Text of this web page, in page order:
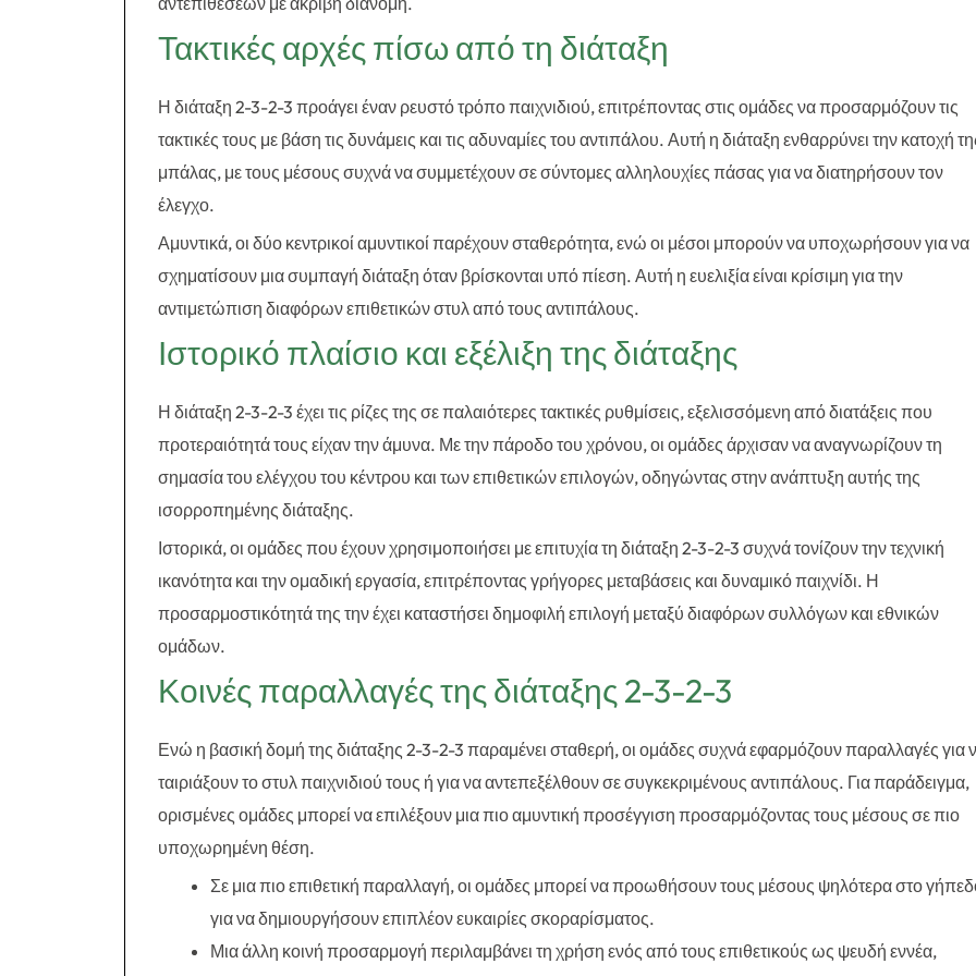
Τακτικές αρχές πίσω από τη διάταξη
Η διάταξη 2-3-2-3 προάγει έναν ρευστό τρόπο παιχνιδιού, επιτρέποντας στις ομάδες να προσαρμόζουν τις
τακτικές τους με βάση τις δυνάμεις και τις αδυναμίες του αντιπάλου. Αυτή η διάταξη ενθαρρύνει την κατοχή
μπάλας, με τους μέσους συχνά να συμμετέχουν σε σύντομες αλληλουχίες πάσας για να διατηρήσουν τον
έλεγχο.
Αμυντικά, οι δύο κεντρικοί αμυντικοί παρέχουν σταθερότητα, ενώ οι μέσοι μπορούν να υποχωρήσουν για να
σχηματίσουν μια συμπαγή διάταξη όταν βρίσκονται υπό πίεση. Αυτή η ευελιξία είναι κρίσιμη για την
αντιμετώπιση διαφόρων επιθετικών στυλ από τους αντιπάλους.
Ιστορικό πλαίσιο και εξέλιξη της διάταξης
Η διάταξη 2-3-2-3 έχει τις ρίζες της σε παλαιότερες τακτικές ρυθμίσεις, εξελισσόμενη από διατάξεις που
προτεραιότητά τους είχαν την άμυνα. Με την πάροδο του χρόνου, οι ομάδες άρχισαν να αναγνωρίζουν τη
σημασία του ελέγχου του κέντρου και των επιθετικών επιλογών, οδηγώντας στην ανάπτυξη αυτής της
ισορροπημένης διάταξης.
Ιστορικά, οι ομάδες που έχουν χρησιμοποιήσει με επιτυχία τη διάταξη 2-3-2-3 συχνά τονίζουν την τεχνική
ικανότητα και την ομαδική εργασία, επιτρέποντας γρήγορες μεταβάσεις και δυναμικό παιχνίδι. Η
προσαρμοστικότητά της την έχει καταστήσει δημοφιλή επιλογή μεταξύ διαφόρων συλλόγων και εθνικών
ομάδων.
Κοινές παραλλαγές της διάταξης 2-3-2-3
Ενώ η βασική δομή της διάταξης 2-3-2-3 παραμένει σταθερή, οι ομάδες συχνά εφαρμόζουν παραλλαγές για
ταιριάξουν το στυλ παιχνιδιού τους ή για να αντεπεξέλθουν σε συγκεκριμένους αντιπάλους. Για παράδειγμα,
ορισμένες ομάδες μπορεί να επιλέξουν μια πιο αμυντική προσέγγιση προσαρμόζοντας τους μέσους σε πιο
υποχωρημένη θέση.
Σε μια πιο επιθετική παραλλαγή, οι ομάδες μπορεί να προωθήσουν τους μέσους ψηλότερα στο
για να δημιουργήσουν επιπλέον ευκαιρίες σκοραρίσματος.
Μια άλλη κοινή προσαρμογή περιλαμβάνει τη χρήση ενός από τους επιθετικούς ως ψευδή εννέα,